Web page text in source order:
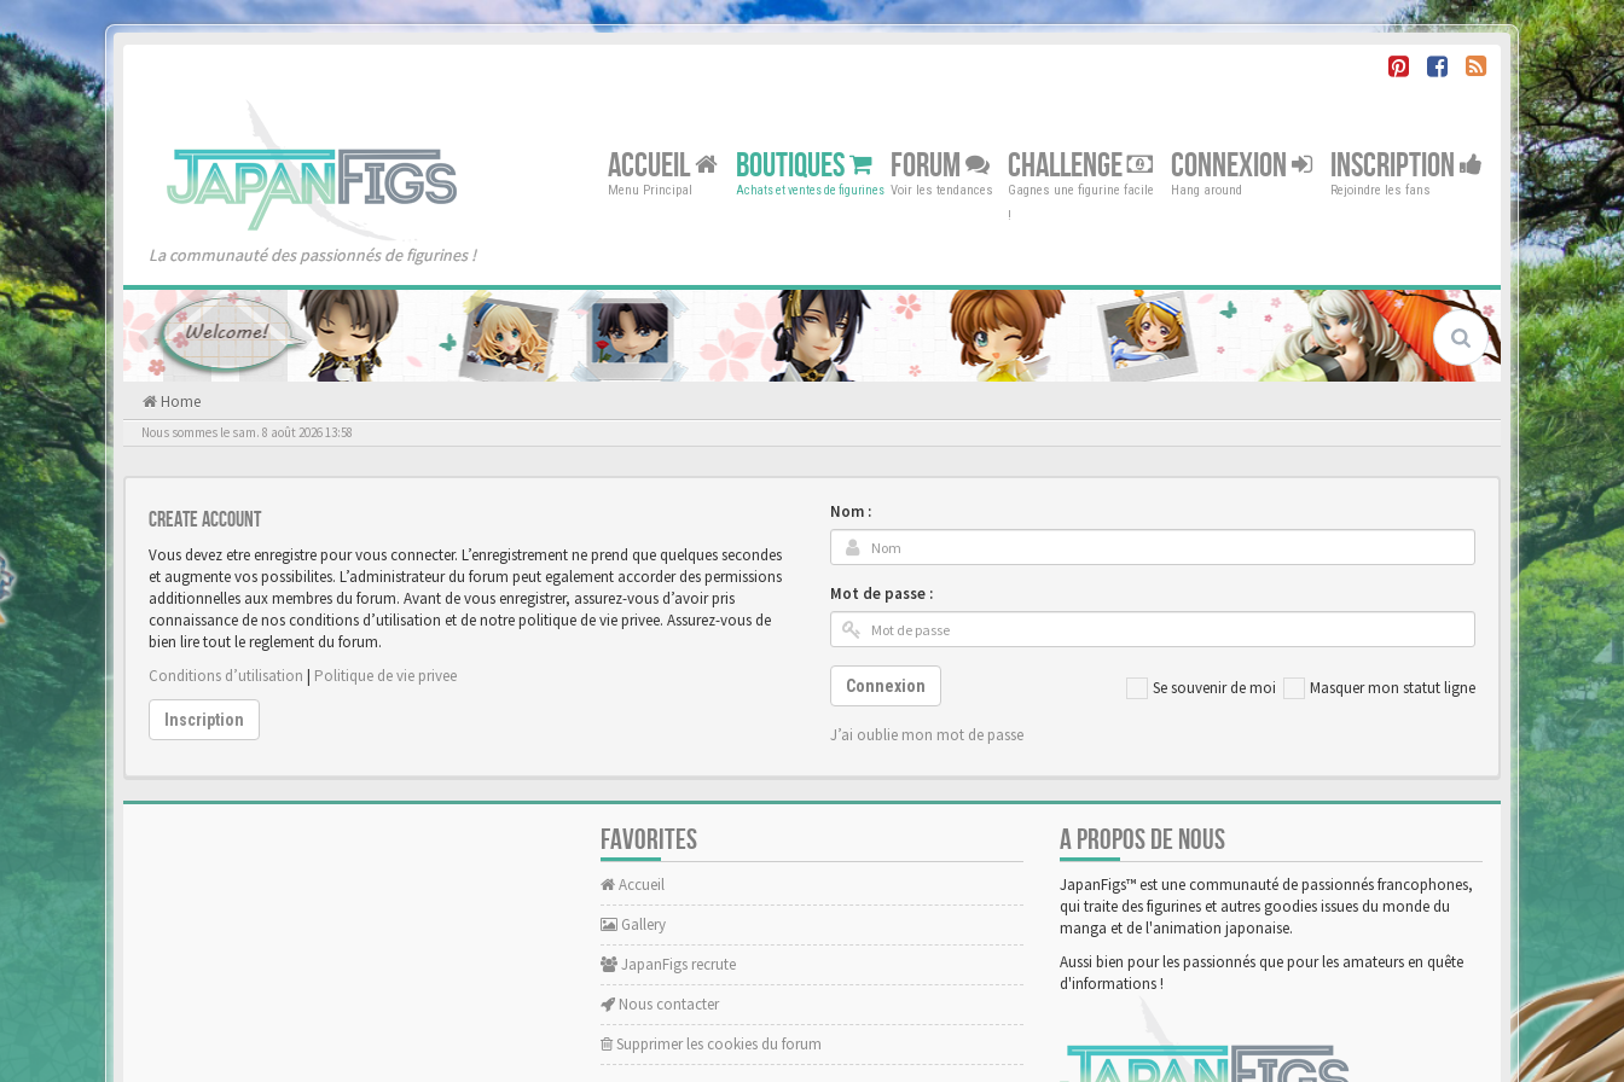
La communauté des passionnés de figurines !
ACCUEIL
Menu Principal
BOUTIQUES
Achats et ventes de figurines
FORUM
Voir les tendances
CHALLENGE
Gagnes une figurine facile
!
CONNEXION
Hang around
INSCRIPTION
Rejoindre les fans
Home
Nous sommes le sam. 8 août 2026 13:58
Create account
Vous devez etre enregistre pour vous connecter. L’enregistrement ne prend que quelques secondes
et augmente vos possibilites. L’administrateur du forum peut egalement accorder des permissions
additionnelles aux membres du forum. Avant de vous enregistrer, assurez-vous d’avoir pris
connaissance de nos conditions d’utilisation et de notre politique de vie privee. Assurez-vous de
bien lire tout le reglement du forum.
Conditions d’utilisation | Politique de vie privee
Inscription
Nom :
Mot de passe :
Se souvenir de moi Masquer mon statut ligne
Connexion
J’ai oublie mon mot de passe
FAVORITES
Accueil
Gallery
JapanFigs recrute
Nous contacter
Supprimer les cookies du forum
A PROPOS DE NOUS
JapanFigs™ est une communauté de passionnés francophones,
qui traite des figurines et autres goodies issues du monde du
manga et de l'animation japonaise.
Aussi bien pour les passionnés que pour les amateurs en quête
d'informations !